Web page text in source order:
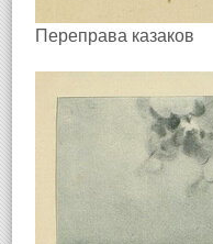
Переправа казаков